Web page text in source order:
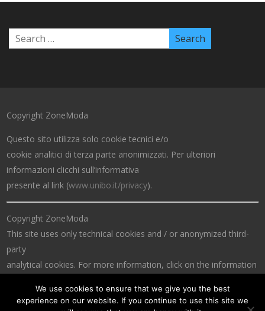
Copyright ZoneModa
Questo sito utilizza solo cookie tecnici e/o
cookie analitici di terza parte anonimizzati. Per ulteriori
informazioni clicchi sull’informativa
presente al link (www.unibo.it/privacy).
Copyright ZoneModa
This site uses only technical cookies and / or anonymized third-
party
analytical cookies. For more information, click on the information
We use cookies to ensure that we give you the best
experience on our website. If you continue to use this site we